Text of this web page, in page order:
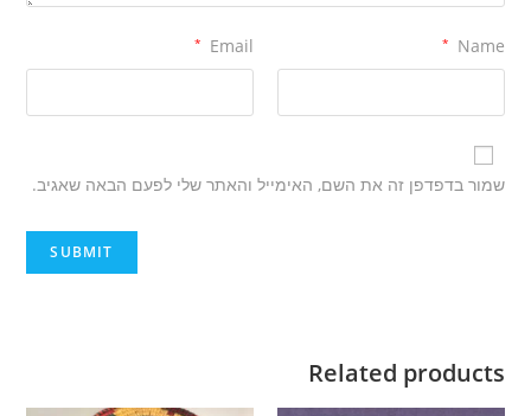
Name
*
Email
*
שמור בדפדפן זה את השם, האימייל והאתר שלי לפעם הבאה שאגיב.
Related products